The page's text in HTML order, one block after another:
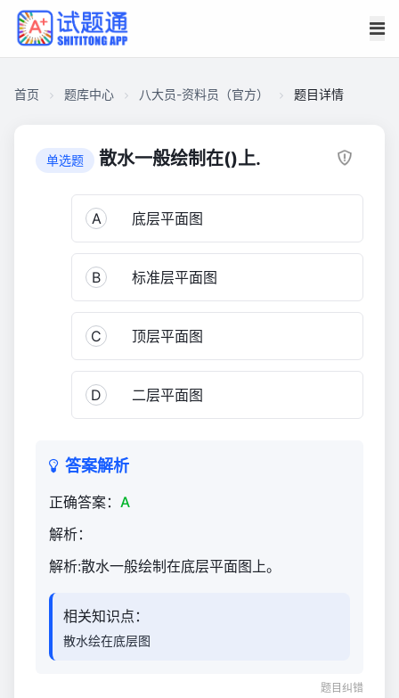
首页 题库中心 八大员-资料员（官方） 题目详情
单选题 散水一般绘制在()上.
A 底层平面图
B 标准层平面图
C 顶层平面图
D 二层平面图
答案解析
正确答案： A
解析：
解析:散水一般绘制在底层平面图上。
相关知识点：
散水绘在底层图
题目纠错